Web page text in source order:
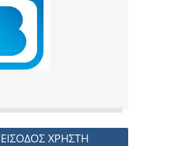
ΕΙΣΟΔΟΣ ΧΡΗΣΤΗ